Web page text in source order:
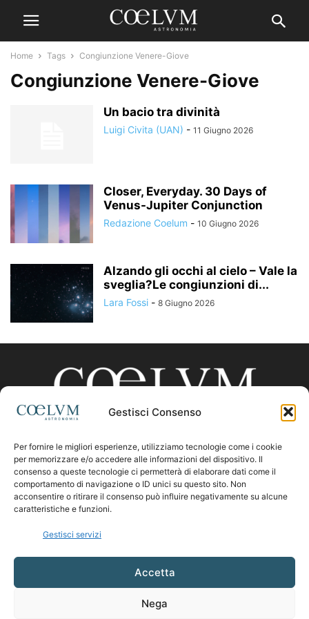
Gestisci Consenso
Per fornire le migliori esperienze, utilizziamo tecnologie come i cookie
per memorizzare e/o accedere alle informazioni del dispositivo. Il
consenso a queste tecnologie ci permetterà di elaborare dati come il
comportamento di navigazione o ID unici su questo sito. Non
acconsentire o ritirare il consenso può influire negativamente su alcune
caratteristiche e funzioni.
Gestisci servizi
Accetta
Nega
Home Tags Congiunzione Venere-Giove
Congiunzione Venere-Giove
Un bacio tra divinità
Luigi Civita (UAN) - 11 Giugno 2026
Closer, Everyday. 30 Days of
Venus-Jupiter Conjunction
Redazione Coelum - 10 Giugno 2026
Alzando gli occhi al cielo – Vale la
sveglia?Le congiunzioni di...
Lara Fossi - 8 Giugno 2026
CHI SIAMO
Contattaci:coelumastro@coelum.com